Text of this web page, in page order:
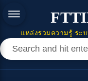
แหล่งรวมความรู้ ระ